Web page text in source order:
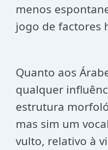
menos
jogo de factores
Quanto aos
qualquer
estrutura
mas sim um
vulto, relativo à